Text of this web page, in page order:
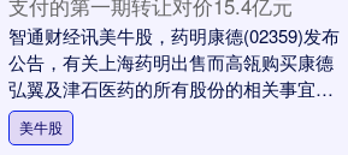
支付的第一期转让对价15.4亿元
智通财经讯美牛股，药明康德(02359)发布
公告，有关上海药明出售而高瓴购买康德
弘翼及津石医药的所有股份的相关事宜。
截至本公告日期，上海药明已收到高瓴按
股权转让....
美牛股